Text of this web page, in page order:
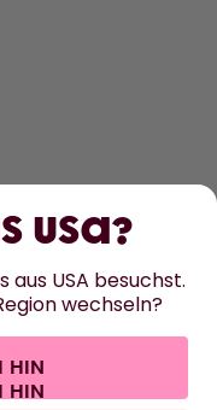
zzgl. Versandkosten.
USA?
aus USA besuchst.
wechseln?
HIN